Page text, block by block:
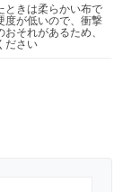
ときは柔らかい布で
度が低いので、衝撃
それがあるため、
ださい